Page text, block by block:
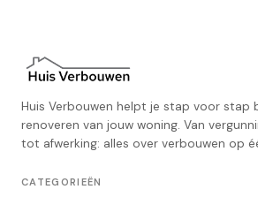
Huis Verbouwen helpt je stap voor stap
renoveren van jouw woning. Van
tot afwerking: alles over verbouwen op
CATEGORIEËN